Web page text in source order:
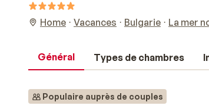
Home Vacances Bulgarie La mer
Général Types de chambres
Populaire auprès de couples